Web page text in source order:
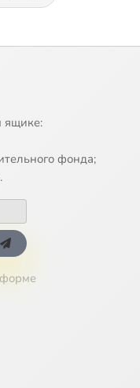
ящике:
фонда;